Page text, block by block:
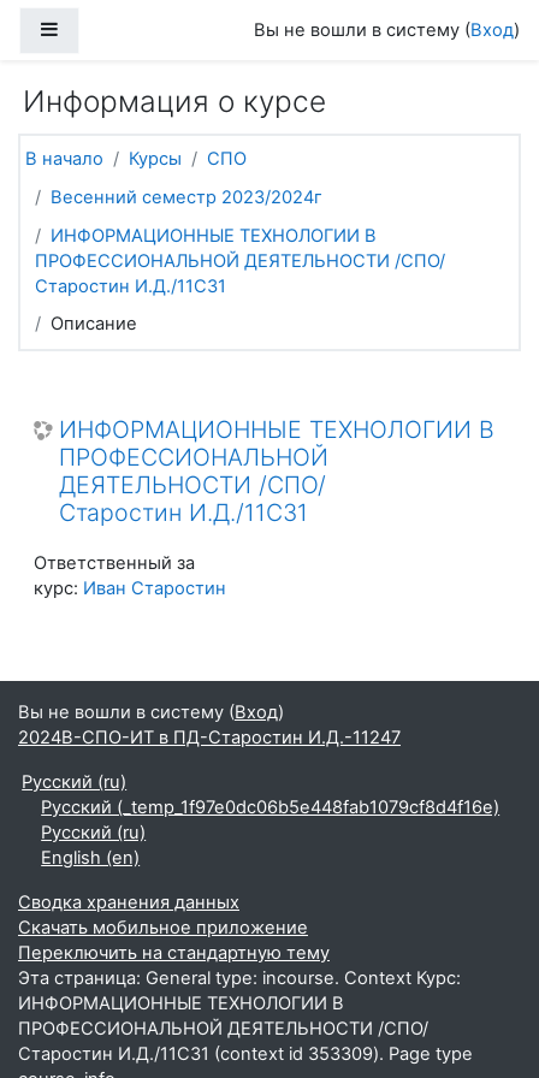
Вы не вошли в систему (Вход)
Информация о курсе
В начало Курсы
СПО
Весенний семестр 2023/2024г
ИНФОРМАЦИОННЫЕ ТЕХНОЛОГИИ В
ПРОФЕССИОНАЛЬНОЙ ДЕЯТЕЛЬНОСТИ /СПО/
Старостин И.Д./11С31
Описание
ИНФОРМАЦИОННЫЕ ТЕХНОЛОГИИ В
ПРОФЕССИОНАЛЬНОЙ
ДЕЯТЕЛЬНОСТИ /СПО/
Старостин И.Д./11С31
Ответственный за
курс: Иван Старостин
Вы не вошли в систему (Вход)
2024В-СПО-ИТ в ПД-Старостин И.Д.-11247
Русский ‎(ru)‎
Русский ‎(_temp_1f97e0dc06b5e448fab1079cf8d4f16e)‎
Русский ‎(ru)‎
English ‎(en)‎
Сводка хранения данных
Скачать мобильное приложение
Переключить на стандартную тему
Эта страница: General type: incourse. Context Курс:
ИНФОРМАЦИОННЫЕ ТЕХНОЛОГИИ В
ПРОФЕССИОНАЛЬНОЙ ДЕЯТЕЛЬНОСТИ /СПО/
Старостин И.Д./11С31 (context id 353309). Page type